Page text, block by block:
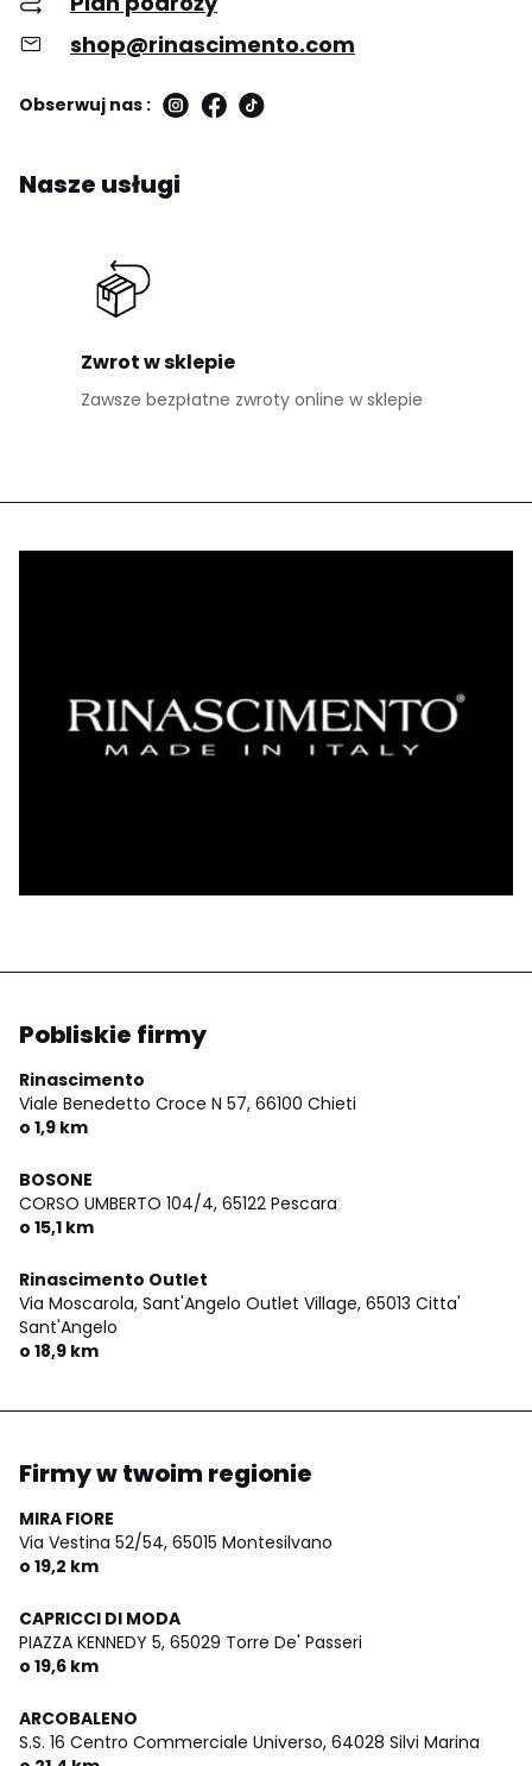
shop@rinascimento.com
Obserwuj nas :
Nasze usługi
Zwrot w sklepie
Zawsze bezpłatne zwroty online w sklepie
Pobliskie firmy
Rinascimento
Viale Benedetto Croce N 57, 66100 Chieti
o 1,9 km
BOSONE
CORSO UMBERTO 104/4, 65122 Pescara
o 15,1 km
Rinascimento Outlet
Via Moscarola, Sant'Angelo Outlet Village, 65013 Citta'
Sant'Angelo
o 18,9 km
Firmy w twoim regionie
MIRA FIORE
Via Vestina 52/54, 65015 Montesilvano
o 19,2 km
CAPRICCI DI MODA
PIAZZA KENNEDY 5, 65029 Torre De' Passeri
o 19,6 km
ARCOBALENO
S.S. 16 Centro Commerciale Universo, 64028 Silvi Marina